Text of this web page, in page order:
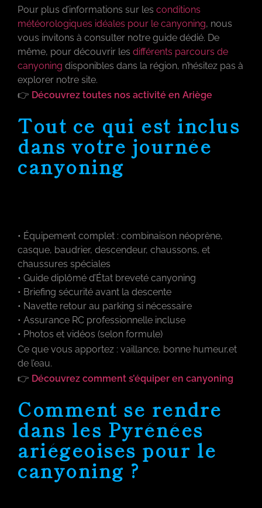
Pour plus d’informations sur les conditions
météorologiques idéales pour le canyoning, nous
vous invitons à consulter notre guide dédié. De
même, pour découvrir les différents parcours de
canyoning disponibles dans la région, n’hésitez pas à
explorer notre site.
👉 Découvrez toutes nos activité en Ariège
Tout ce qui est inclus
dans votre journée
canyoning
• Équipement complet : combinaison néoprène,
casque, baudrier, descendeur, chaussons, et
chaussures spéciales
• Guide diplômé d’État breveté canyoning
• Briefing sécurité avant la descente
• Navette retour au parking si nécessaire
• Assurance RC professionnelle incluse
• Photos et vidéos (selon formule)
Ce que vous apportez : vaillance, bonne humeur,et
de l’eau.
👉 Découvrez comment s’équiper en canyoning
Comment se rendre
dans les Pyrénées
ariégeoises pour le
canyoning ?